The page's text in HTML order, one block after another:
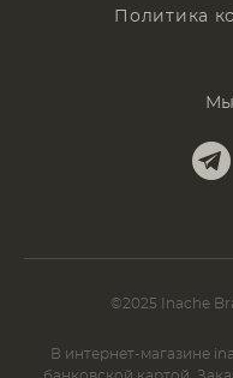
Политика
Мы
©2025 Inache
В интернет-магазине